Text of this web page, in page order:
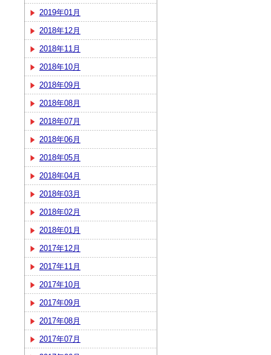
2019年01月
2018年12月
2018年11月
2018年10月
2018年09月
2018年08月
2018年07月
2018年06月
2018年05月
2018年04月
2018年03月
2018年02月
2018年01月
2017年12月
2017年11月
2017年10月
2017年09月
2017年08月
2017年07月